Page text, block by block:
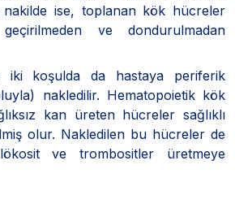
nakilde ise, toplanan kök hücreler
ve dondurulmadan
koşulda da hastaya periferik
nakledilir. Hematopoietik kök
kan üreten hücreler sağlıklı
olur. Nakledilen bu hücreler de
ve trombositler üretmeye